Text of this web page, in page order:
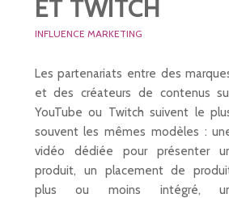
ET TWITCH
INFLUENCE MARKETING
Les partenariats entre des
et des créateurs de contenus
YouTube ou Twitch suivent le
souvent les mêmes modèles :
vidéo dédiée pour présenter
produit, un placement de
plus ou moins intégré,